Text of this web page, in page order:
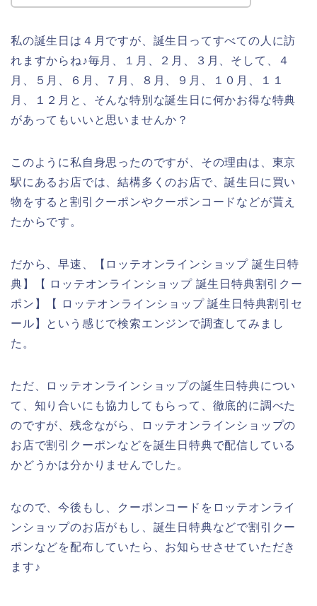
私の誕生日は４月ですが、誕生日ってすべての人に訪
れますからね♪毎月、１月、２月、３月、そして、４
月、５月、６月、７月、８月、９月、１０月、１１
月、１２月と、そんな特別な誕生日に何かお得な特典
があってもいいと思いませんか？
このように私自身思ったのですが、その理由は、東京
駅にあるお店では、結構多くのお店で、誕生日に買い
物をすると割引クーポンやクーポンコードなどが貰え
たからです。
だから、早速、【ロッテオンラインショップ 誕生日特
典】【 ロッテオンラインショップ 誕生日特典割引クー
ポン】【 ロッテオンラインショップ 誕生日特典割引セ
ール】という感じで検索エンジンで調査してみまし
た。
ただ、ロッテオンラインショップの誕生日特典につい
て、知り合いにも協力してもらって、徹底的に調べた
のですが、残念ながら、ロッテオンラインショップの
お店で割引クーポンなどを誕生日特典で配信している
かどうかは分かりませんでした。
なので、今後もし、クーポンコードをロッテオンライ
ンショップのお店がもし、誕生日特典などで割引クー
ポンなどを配布していたら、お知らせさせていただき
ます♪